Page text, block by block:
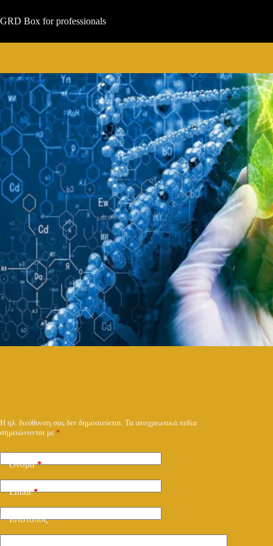
στο
περιεχόμενο
GRD Box for professionals
Η ηλ. διεύθυνση σας δεν δημοσιεύεται. Τα υποχρεωτικά πεδία
σημειώνονται με *
Όνομα*
Email*
Ιστότοπος